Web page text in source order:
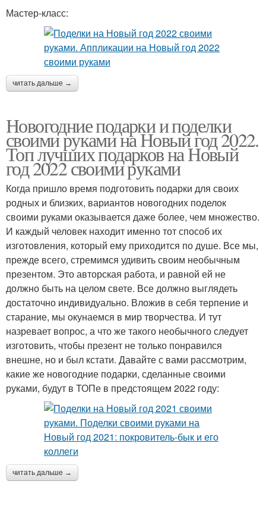
Мастер-класс:
читать дальше →
Новогодние подарки и поделки
своими руками на Новый год 2022.
Топ лучших подарков на Новый
год 2022 своими руками
Когда пришло время подготовить подарки для своих
родных и близких, вариантов новогодних поделок
своими руками оказывается даже более, чем множество.
И каждый человек находит именно тот способ их
изготовления, который ему приходится по душе. Все мы,
прежде всего, стремимся удивить своим необычным
презентом. Это авторская работа, и равной ей не
должно быть на целом свете. Все должно выглядеть
достаточно индивидуально. Вложив в себя терпение и
старание, мы окунаемся в мир творчества. И тут
назревает вопрос, а что же такого необычного следует
изготовить, чтобы презент не только понравился
внешне, но и был кстати. Давайте с вами рассмотрим,
какие же новогодние подарки, сделанные своими
руками, будут в ТОПе в предстоящем 2022 году:
читать дальше →